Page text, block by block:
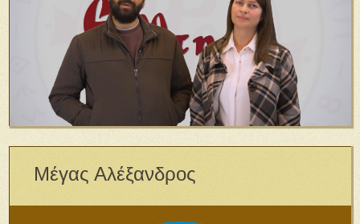
Μέγας Αλέξανδρος